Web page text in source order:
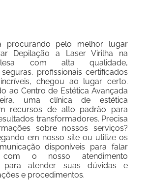
procurando pelo melhor lugar
Depilação a Laser Virilha na
com alta qualidade,
profissionais certificados
chegou ao lugar certo.
ao Centro de Estética Avançada
uma clínica de estética
recursos de alto padrão para
transformadores. Precisa
sobre nossos serviços?
em nosso site ou utilize os
disponíveis para falar
com o nosso atendimento
para atender suas dúvidas e
e procedimentos.